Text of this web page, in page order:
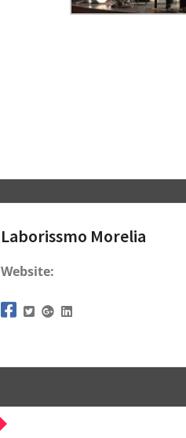
Laborissmo Morelia
Website: